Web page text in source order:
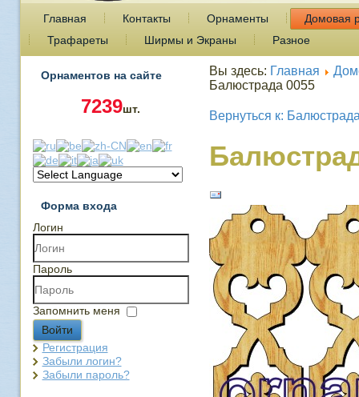
Главная Контакты Орнаменты
Домовая
Трафареты
Ширмы и Экраны Разное
Орнаментов на сайте
7239шт.
Форма входа
Логин
Пароль
Запомнить меня
Войти
Регистрация
Забыли логин?
Забыли пароль?
Вы здесь: Главная
Балюстрада 0055
Вернуться к: